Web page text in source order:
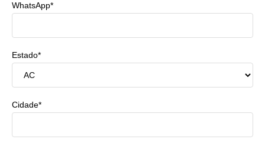
WhatsApp*
Estado*
Cidade*